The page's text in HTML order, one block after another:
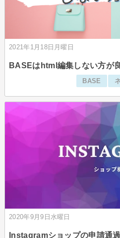
2021年1月18日月曜日
BASEはhtml編集しない方が
BASE
2020年9月9日水曜日
Instagramショップの申請通